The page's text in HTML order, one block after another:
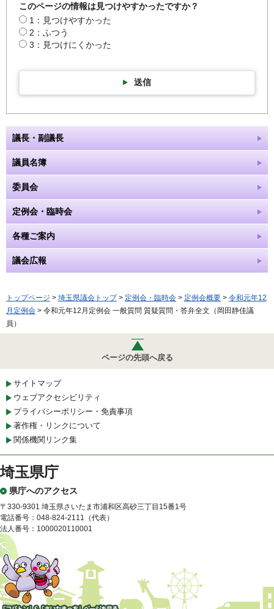
このページの情報は見つけやすかったですか？
1：見つけやすかった
2：ふつう
3：見つけにくかった
送信
議長・副議長
議員名簿
委員会
定例会・臨時会
各種ご案内
議会広報
トップページ > 埼玉県議会トップ> 定例会・臨時会 > 定例会概要 > 令和元年12
月定例会 > 令和元年12月定例会 一般質問 質疑質問・答弁全文（岡田静佳議
員）
ページの先頭へ戻る
サイトマップ
ウェブアクセシビリティ
プライバシーポリシー・免責事項
著作権・リンクについて
関係機関リンク集
埼玉県庁
県庁へのアクセス
〒330-9301 埼玉県さいたま市浦和区高砂三丁目15番1号
電話番号：048-824-2111（代表）
法人番号：1000020110001